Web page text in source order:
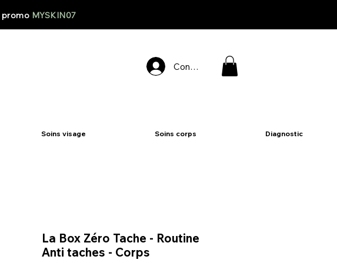
promo MYSKIN07
Connexion
Soins visage Soins corps Diagnostic
La Box Zéro Tache - Routine
Anti taches - Corps